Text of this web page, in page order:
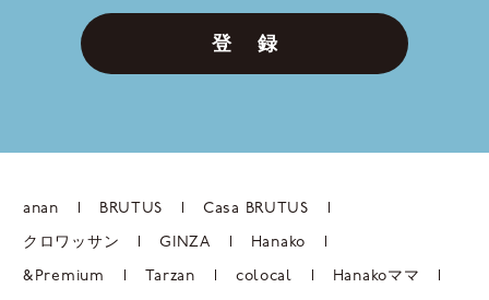
登 録
anan BRUTUS Casa BRUTUS
クロワッサン GINZA Hanako
&Premium Tarzan colocal Hanakoママ